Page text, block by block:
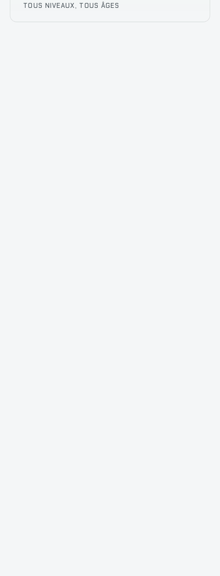
TOUS NIVEAUX, TOUS ÂGES